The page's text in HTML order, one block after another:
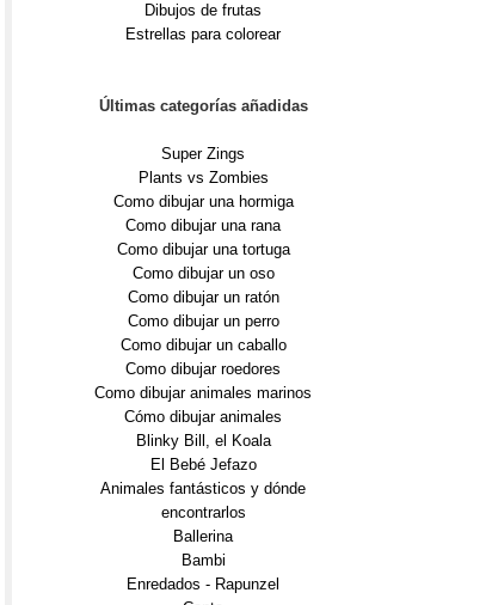
Dibujos de frutas
Estrellas para colorear
Últimas categorías añadidas
Super Zings
Plants vs Zombies
Como dibujar una hormiga
Como dibujar una rana
Como dibujar una tortuga
Como dibujar un oso
Como dibujar un ratón
Como dibujar un perro
Como dibujar un caballo
Como dibujar roedores
Como dibujar animales marinos
Cómo dibujar animales
Blinky Bill, el Koala
El Bebé Jefazo
Animales fantásticos y dónde
encontrarlos
Ballerina
Bambi
Enredados - Rapunzel